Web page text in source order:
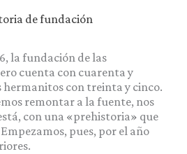
de fundación
la fundación de las
cuenta con cuarenta y
hermanitos con treinta y cinco.
remontar a la fuente, nos
con una «prehistoria» que
pues, por el año